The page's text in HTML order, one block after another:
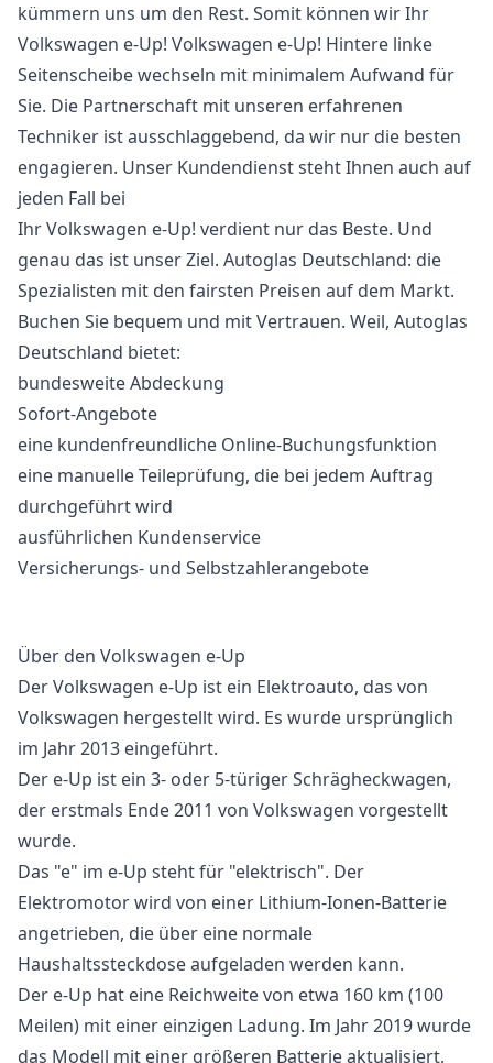
kümmern uns um den Rest. Somit können wir Ihr
Volkswagen e-Up! Volkswagen e-Up! Hintere linke
Seitenscheibe wechseln mit minimalem Aufwand für
Sie. Die Partnerschaft mit unseren erfahrenen
Techniker ist ausschlaggebend, da wir nur die besten
engagieren. Unser Kundendienst steht Ihnen auch auf
jeden Fall bei
Ihr Volkswagen e-Up! verdient nur das Beste. Und
genau das ist unser Ziel. Autoglas Deutschland: die
Spezialisten mit den fairsten Preisen auf dem Markt.
Buchen Sie bequem und mit Vertrauen. Weil, Autoglas
Deutschland bietet:
bundesweite Abdeckung
Sofort-Angebote
eine kundenfreundliche Online-Buchungsfunktion
eine manuelle Teileprüfung, die bei jedem Auftrag
durchgeführt wird
ausführlichen Kundenservice
Versicherungs- und Selbstzahlerangebote
Über den Volkswagen e-Up
Der Volkswagen e-Up ist ein Elektroauto, das von
Volkswagen hergestellt wird. Es wurde ursprünglich
im Jahr 2013 eingeführt.
Der e-Up ist ein 3- oder 5-türiger Schrägheckwagen,
der erstmals Ende 2011 von Volkswagen vorgestellt
wurde.
Das "e" im e-Up steht für "elektrisch". Der
Elektromotor wird von einer Lithium-Ionen-Batterie
angetrieben, die über eine normale
Haushaltssteckdose aufgeladen werden kann.
Der e-Up hat eine Reichweite von etwa 160 km (100
Meilen) mit einer einzigen Ladung. Im Jahr 2019 wurde
das Modell mit einer größeren Batterie aktualisiert,